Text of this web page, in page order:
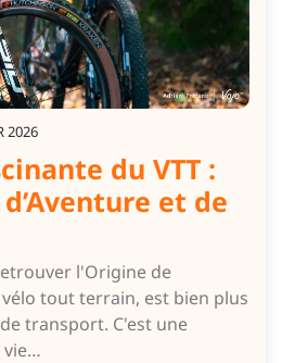
2026
du VTT :
et de
l'Origine de
vélo tout terrain, est bien plus
transport. C'est une
vie…